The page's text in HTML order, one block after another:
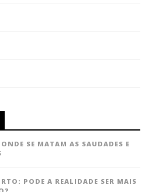
SE MATAM AS SAUDADES E
PODE A REALIDADE SER MAIS